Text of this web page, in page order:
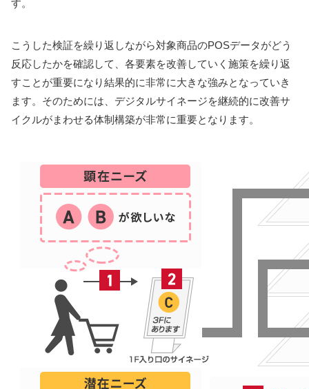
す。
こうした検証を繰り返しながら対象商品のPOSデータがどう
反応したかを確認して、各要素を改善していく施策を繰り返
すことが重要になり結果的に非常に大きな強みとなっていき
ます。そのためには、デジタルサイネージを継続的に改善サ
イクルがまわせる体制構築が非常に重要となります。